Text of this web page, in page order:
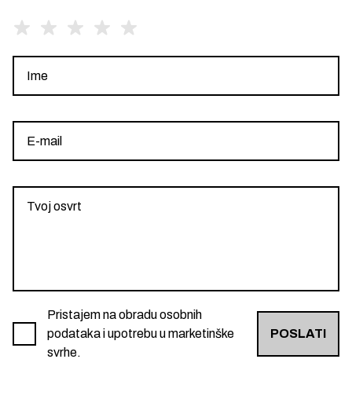
Pristajem na obradu osobnih
podataka i upotrebu u marketinške
svrhe.
POSLATI